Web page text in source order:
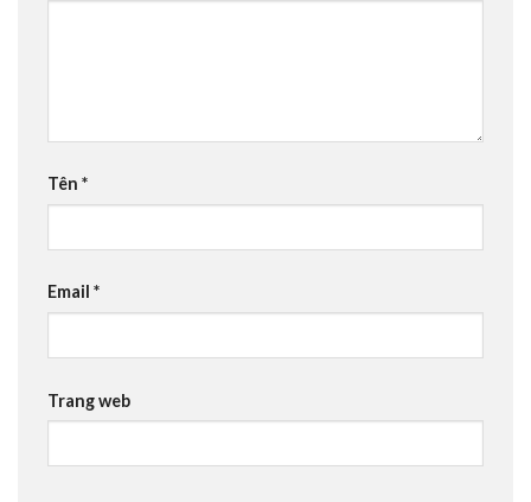
Tên *
Email *
Trang web